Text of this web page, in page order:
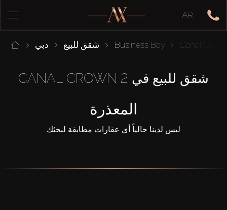
AR
دبي شقق للبيع Business Bay Canal
شقق للبيع في CANAL CROWN 2
المعذرة
ليس لدينا حالياً أي عقارات مطابقة لبحثك